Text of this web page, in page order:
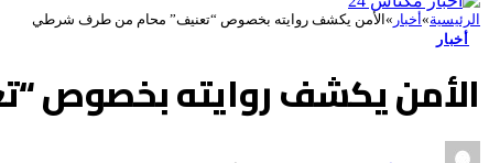
الرئيسية»أخبار »الأمن يكشف روايته بخصوص “تعنيف” محام من طرف شرطي
أخبار
الأمن يكشف روايته بخصوص